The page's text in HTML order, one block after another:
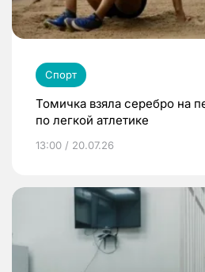
Спорт
Томичка взяла серебро на
по легкой атлетике
13:00 / 20.07.26